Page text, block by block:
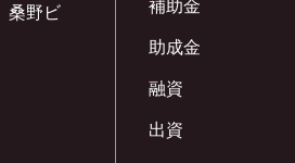
桑野ビ
補助金
助成金
融資
出資